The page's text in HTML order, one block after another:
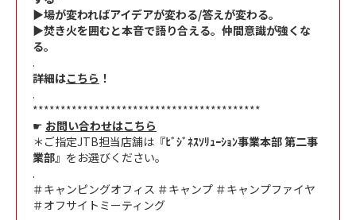
▶場が変わればアイデアが変わる/答えが変わる。
▶焚き火を囲むと本音で語り合える。仲間意識が強くな
る。
.
詳細はこちら ！
.
*****************************************
☛ お問い合わせはこちら
＊ご指定JTB担当店舗は『ﾋﾞｼﾞﾈｽｿﾘｭｰｼｮﾝ事業本部 第二事
業部』をお選びください。
.
＃キャンピングオフィス ＃キャンプ ＃キャンプファイヤ
＃オフサイトミーティング